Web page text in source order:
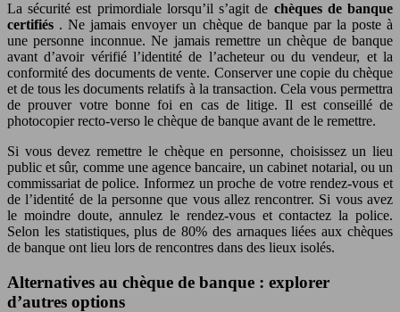
La sécurité est primordiale lorsqu’il s’agit de chèques de banque
certifiés . Ne jamais envoyer un chèque de banque par la poste à
une personne inconnue. Ne jamais remettre un chèque de banque
avant d’avoir vérifié l’identité de l’acheteur ou du vendeur, et la
conformité des documents de vente. Conserver une copie du chèque
et de tous les documents relatifs à la transaction. Cela vous permettra
de prouver votre bonne foi en cas de litige. Il est conseillé de
photocopier recto-verso le chèque de banque avant de le remettre.
Si vous devez remettre le chèque en personne, choisissez un lieu
public et sûr, comme une agence bancaire, un cabinet notarial, ou un
commissariat de police. Informez un proche de votre rendez-vous et
de l’identité de la personne que vous allez rencontrer. Si vous avez
le moindre doute, annulez le rendez-vous et contactez la police.
Selon les statistiques, plus de 80% des arnaques liées aux chèques
de banque ont lieu lors de rencontres dans des lieux isolés.
Alternatives au chèque de banque : explorer
d’autres options